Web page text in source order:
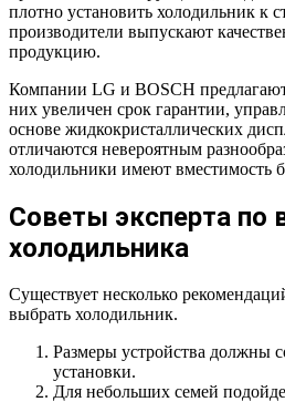
плотно установить холодильник к
производители выпускают
продукцию.
Компании LG и BOSCH
них увеличен срок гарантии,
основе жидкокристаллических
отличаются невероятным
холодильники имеют вместимость
Советы эксперта по
холодильника
Существует несколько
выбрать холодильник.
Размеры устройства должны
установки.
Для небольших семей